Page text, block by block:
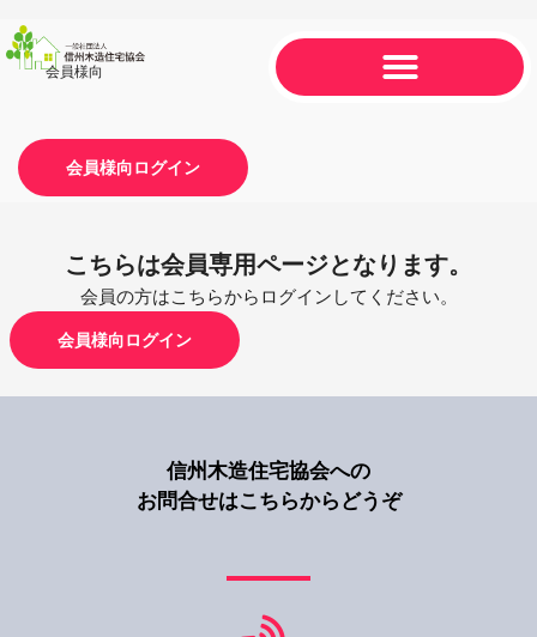
会員様向
会員様向ログイン
こちらは会員専用ページとなります。
会員の方はこちらからログインしてください。
会員様向ログイン
信州木造住宅協会への
お問合せはこちらからどうぞ